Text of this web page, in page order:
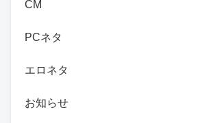
CM
PCネタ
エロネタ
お知らせ